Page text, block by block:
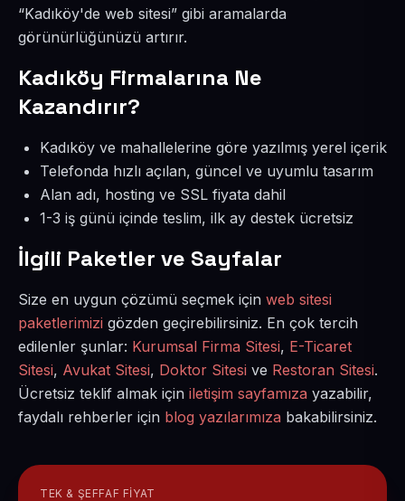
“Kadıköy'de web sitesi” gibi aramalarda
görünürlüğünüzü artırır.
Kadıköy Firmalarına Ne
Kazandırır?
Kadıköy ve mahallelerine göre yazılmış yerel içerik
Telefonda hızlı açılan, güncel ve uyumlu tasarım
Alan adı, hosting ve SSL fiyata dahil
1-3 iş günü içinde teslim, ilk ay destek ücretsiz
İlgili Paketler ve Sayfalar
Size en uygun çözümü seçmek için web sitesi
paketlerimizi gözden geçirebilirsiniz. En çok tercih
edilenler şunlar: Kurumsal Firma Sitesi, E-Ticaret
Sitesi, Avukat Sitesi, Doktor Sitesi ve Restoran Sitesi.
Ücretsiz teklif almak için iletişim sayfamıza yazabilir,
faydalı rehberler için blog yazılarımıza bakabilirsiniz.
TEK & ŞEFFAF FIYAT